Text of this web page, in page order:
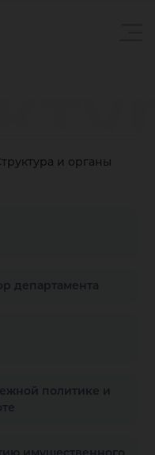
и органы
департамента
политике и